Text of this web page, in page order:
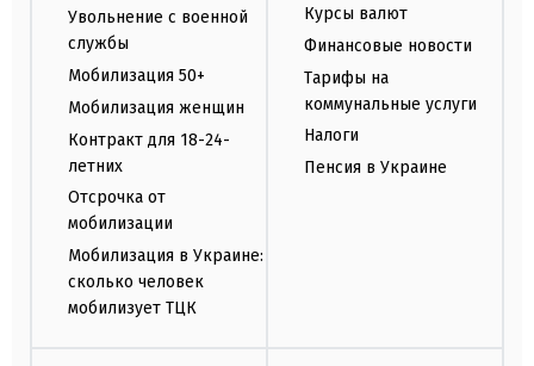
Увольнение с военной
службы
Мобилизация 50+
Мобилизация женщин
Контракт для 18-24-
летних
Отсрочка от
мобилизации
Мобилизация в Украине:
сколько человек
мобилизует ТЦК
Курсы валют
Финансовые новости
Тарифы на
коммунальные услуги
Налоги
Пенсия в Украине